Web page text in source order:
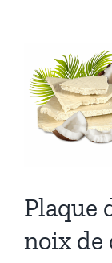
blanc
Plaque
noix de